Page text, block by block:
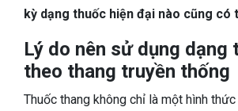
kỳ dạng thuốc hiện đại nào cũng có
Lý do nên sử dụng dạng
theo thang truyền thống
Thuốc thang không chỉ là một hình